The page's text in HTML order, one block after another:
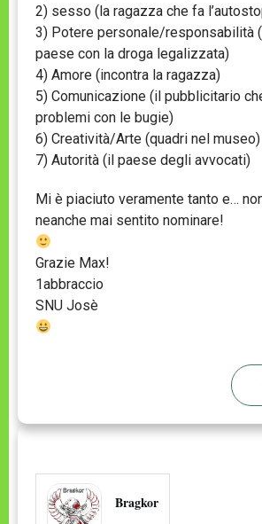
2) sesso (la ragazza che fa
3) Potere personale/responsabilità
paese con la droga legalizzata)
4) Amore (incontra la ragazza)
5) Comunicazione (il pubblicitario
problemi con le bugie)
6) Creatività/Arte (quadri nel museo)
7) Autorità (il paese degli avvocati)
Mi è piaciuto veramente tanto e…
neanche mai sentito nominare!
Grazie Max!
1abbraccio
SNU Josè
Bragkor